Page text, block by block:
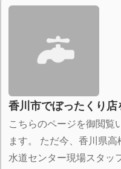
香川市でぼったくり店
こちらのページを御閲覧
ます。 ただ今、香川県
水道センター現場スタッ